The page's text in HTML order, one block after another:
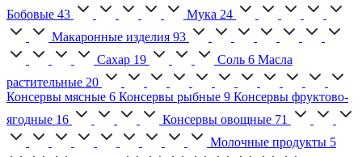
Бобовые 43 Мука 24
Макаронные изделия 93
Сахар 19 Соль 6 Масла
растительные 20
Консервы мясные 6 Консервы рыбные 9 Консервы фруктово-
ягодные 16 Консервы овощные 71
Молочные продукты 5